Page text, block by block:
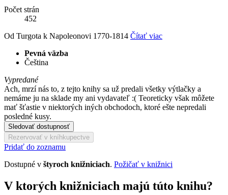
Počet strán
452
Od Turgota k Napoleonovi 1770-1814 Čítať viac
Pevná väzba
Čeština
Vypredané
Ach, mrzí nás to, z tejto knihy sa už predali všetky výtlačky a
nemáme ju na sklade my ani vydavateľ :( Teoreticky však môžete
mať šťastie v niektorých iných obchodoch, ktoré ešte nepredali
posledné kusy.
Sledovať dostupnosť
Rezervovať v kníhkupectve
Pridať do zoznamu
Dostupné v štyroch knižniciach. Požičať v knižnici
V ktorých knižniciach majú túto knihu?